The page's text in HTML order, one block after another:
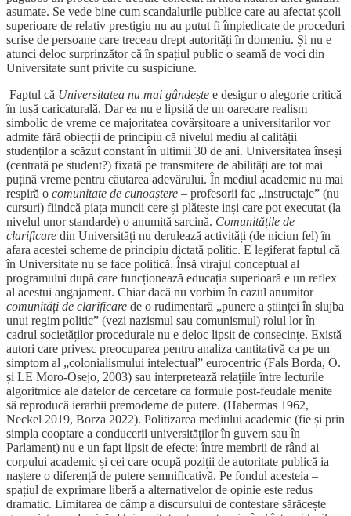
asumate. Se vede bine cum scandalurile publice care au afectat școli
superioare de relativ prestigiu nu au putut fi împiedicate de proceduri
scrise de persoane care treceau drept autorități în domeniu. Și nu e
atunci deloc surprinzător că în spațiul public o seamă de voci din
Universitate sunt privite cu suspiciune.
Faptul că Universitatea nu mai gândește e desigur o alegorie critică
în tușă caricaturală. Dar ea nu e lipsită de un oarecare realism
simbolic de vreme ce majoritatea covârșitoare a universitarilor vor
admite fără obiecții de principiu că nivelul mediu al calității
studenților a scăzut constant în ultimii 30 de ani. Universitatea înseși
(centrată pe student?) fixată pe transmitere de abilități are tot mai
puțină vreme pentru căutarea adevărului. În mediul academic nu mai
respiră o comunitate de cunoaștere – profesorii fac „instructaje” (nu
cursuri) fiindcă piața muncii cere și plătește inși care pot executat (la
nivelul unor standarde) o anumită sarcină. Comunitățile de
clarificare din Universități nu derulează activități (de niciun fel) în
afara acestei scheme de principiu dictată politic. E legiferat faptul că
în Universitate nu se face politică. Însă virajul conceptual al
programului după care funcționează educația superioară e un reflex
al acestui angajament. Chiar dacă nu vorbim în cazul anumitor
comunități de clarificare de o rudimentară „punere a științei în slujba
unui regim politic” (vezi nazismul sau comunismul) rolul lor în
cadrul societăților procedurale nu e deloc lipsit de consecințe. Există
autori care privesc preocuparea pentru analiza cantitativă ca pe un
simptom al „colonialismului intelectual” eurocentric (Fals Borda, O.
și LE Moro-Osejo, 2003) sau interpretează relațiile între lecturile
algoritmice ale datelor de cercetare ca formule post-feudale menite
să reproducă ierarhii premoderne de putere. (Habermas 1962,
Neckel 2019, Borza 2022). Politizarea mediului academic (fie și prin
simpla cooptare a conducerii universităților în guvern sau în
Parlament) nu e un fapt lipsit de efecte: între membrii de rând ai
corpului academic și cei care ocupă poziții de autoritate publică ia
naștere o diferență de putere semnificativă. Pe fondul acesteia –
spațiul de exprimare liberă a alternativelor de opinie este redus
dramatic. Limitarea de câmp a discursului de contestare sărăcește